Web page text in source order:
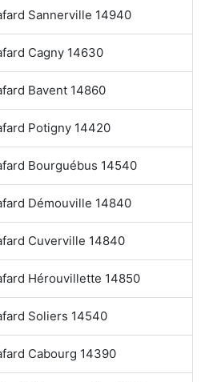
Sannerville 14940
Cagny 14630
Bavent 14860
Potigny 14420
Bourguébus 14540
Démouville 14840
Cuverville 14840
Hérouvillette 14850
Soliers 14540
Cabourg 14390